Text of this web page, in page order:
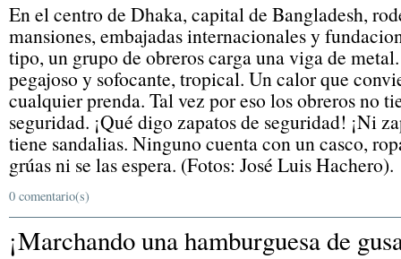
En el centro de Dhaka, capital de Bangladesh,
mansiones, embajadas internacionales y
tipo, un grupo de obreros carga una viga de
pegajoso y sofocante, tropical. Un calor que
cualquier prenda. Tal vez por eso los obreros no
seguridad. ¡Qué digo zapatos de seguridad! ¡Ni
tiene sandalias. Ninguno cuenta con un casco,
grúas ni se las espera. (Fotos: José Luis Hachero).
0 comentario(s)
¡Marchando una hamburguesa de